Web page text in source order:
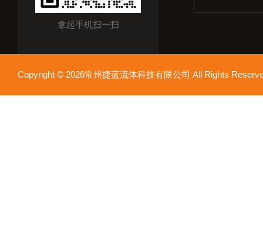
拿起手机扫一扫
Copyright © 2026常州捷蓝流体科技有限公司 All Rights